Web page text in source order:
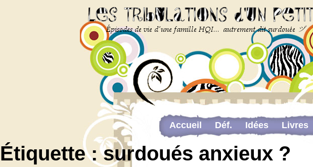
Accueil Déf. Idées
Livres
Newsletter
Pour me contacter…
The last…
Étiquette :surdoués anxieux ?